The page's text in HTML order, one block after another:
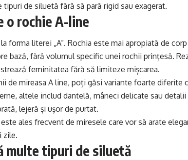
tipuri de siluetă fără să pară rigid sau exagerat.
o rochie A-line
forma literei „A”. Rochia este mai apropiată de
bază, fără volumul specific unei rochii prințesă.
feminitatea fără să limiteze mișcarea.
de mireasa A line, poți găsi variante foarte diferite
altele includ dantelă, mâneci delicate sau
lejeră și ușor de purtat.
ales frecvent de miresele care vor să arate
zile.
multe tipuri de siluetă